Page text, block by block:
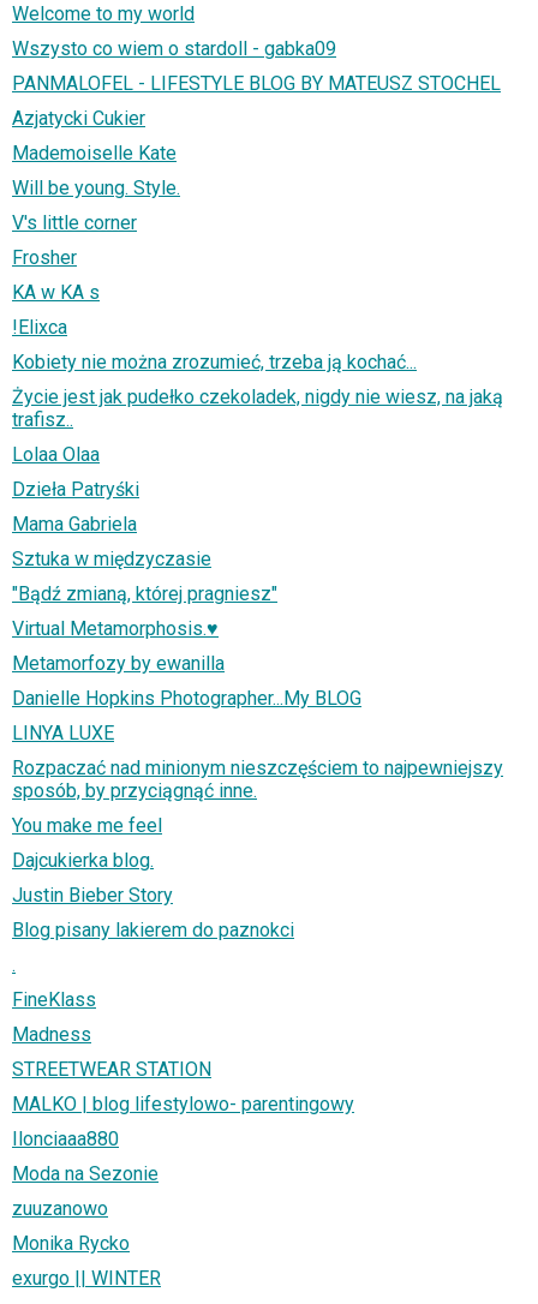
Welcome to my world
Wszysto co wiem o stardoll - gabka09
PANMALOFEL - LIFESTYLE BLOG BY MATEUSZ STOCHEL
Azjatycki Cukier
Mademoiselle Kate
Will be young. Style.
V's little corner
Frosher
KA w KA s
!Elixca
Kobiety nie można zrozumieć, trzeba ją kochać...
Życie jest jak pudełko czekoladek, nigdy nie wiesz, na jaką
trafisz..
Lolaa Olaa
Dzieła Patryśki
Mama Gabriela
Sztuka w międzyczasie
"Bądź zmianą, której pragniesz"
Virtual Metamorphosis.♥
Metamorfozy by ewanilla
Danielle Hopkins Photographer...My BLOG
LINYA LUXE
Rozpaczać nad minionym nieszczęściem to najpewniejszy
sposób, by przyciągnąć inne.
You make me feel
Dajcukierka blog.
Justin Bieber Story
Blog pisany lakierem do paznokci
.
FineKlass
Madness
STREETWEAR STATION
MALKO | blog lifestylowo- parentingowy
Ilonciaaa880
Moda na Sezonie
zuuzanowo
Monika Rycko
exurgo || WINTER